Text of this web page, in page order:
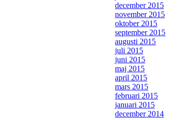
december 2015
november 2015
oktober 2015
september 2015
augusti 2015
juli 2015
juni 2015
maj 2015
april 2015
mars 2015
februari 2015
januari 2015
december 2014